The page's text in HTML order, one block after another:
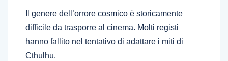
Il genere dell’orrore cosmico è storicamente
difficile da trasporre al cinema. Molti registi
hanno fallito nel tentativo di adattare i miti di
Cthulhu.